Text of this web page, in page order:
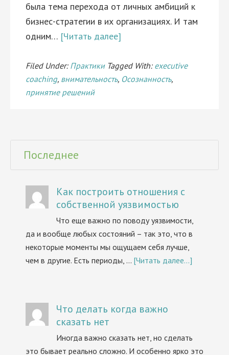
была тема перехода от личных амбиций к
бизнес-стратегии в их организациях. И там
одним… [Читать далее]
Filed Under: Практики Tagged With: executive
coaching, внимательность, Осознанность,
принятие решений
Последнее
Как построить отношения с
собственной уязвимостью
Что еще важно по поводу уязвимости,
да и вообще любых состояний – так это, что в
некоторые моменты мы ощущаем себя лучше,
чем в другие. Есть периоды, … [Читать далее...]
Что делать когда важно
сказать нет
Иногда важно сказать нет, но сделать
это бывает реально сложно. И особенно ярко это